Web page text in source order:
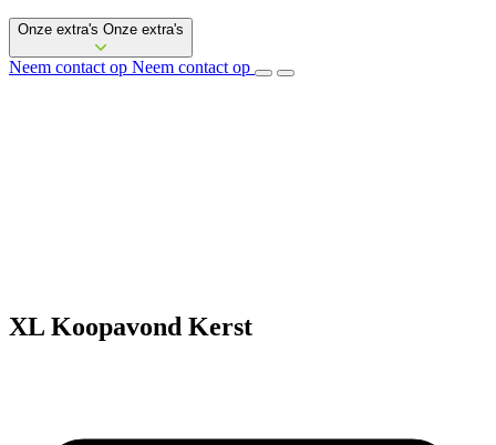
Onze extra's Onze extra's
Neem contact op Neem contact op
XL Koopavond Kerst